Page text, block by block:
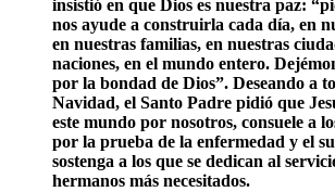
insistió en que Dios es nuestra paz:
nos ayude a construirla cada día, en
en nuestras familias, en nuestras
naciones, en el mundo entero.
por la bondad de Dios”. Deseando a
Navidad, el Santo Padre pidió que
este mundo por nosotros, consuele a
por la prueba de la enfermedad y el
sostenga a los que se dedican al
hermanos más necesitados.